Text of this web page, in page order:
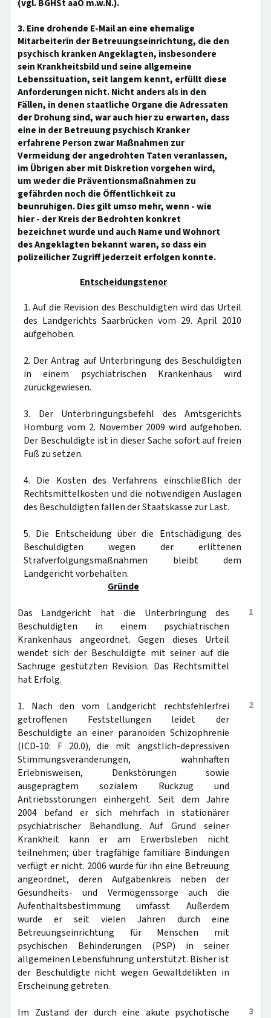
(vgl. BGHSt aaO m.w.N.).
3. Eine drohende E-Mail an eine ehemalige
Mitarbeiterin der Betreuungseinrichtung, die den
psychisch kranken Angeklagten, insbesondere
sein Krankheitsbild und seine allgemeine
Lebenssituation, seit langem kennt, erfüllt diese
Anforderungen nicht. Nicht anders als in den
Fällen, in denen staatliche Organe die Adressaten
der Drohung sind, war auch hier zu erwarten, dass
eine in der Betreuung psychisch Kranker
erfahrene Person zwar Maßnahmen zur
Vermeidung der angedrohten Taten veranlassen,
im Übrigen aber mit Diskretion vorgehen wird,
um weder die Präventionsmaßnahmen zu
gefährden noch die Öffentlichkeit zu
beunruhigen. Dies gilt umso mehr, wenn - wie
hier - der Kreis der Bedrohten konkret
bezeichnet wurde und auch Name und Wohnort
des Angeklagten bekannt waren, so dass ein
polizeilicher Zugriff jederzeit erfolgen konnte.
Entscheidungstenor
1. Auf die Revision des Beschuldigten wird das Urteil
des Landgerichts Saarbrücken vom 29. April 2010
aufgehoben.
2. Der Antrag auf Unterbringung des Beschuldigten
in einem psychiatrischen Krankenhaus wird
zurückgewiesen.
3. Der Unterbringungsbefehl des Amtsgerichts
Homburg vom 2. November 2009 wird aufgehoben.
Der Beschuldigte ist in dieser Sache sofort auf freien
Fuß zu setzen.
4. Die Kosten des Verfahrens einschließlich der
Rechtsmittelkosten und die notwendigen Auslagen
des Beschuldigten fallen der Staatskasse zur Last.
5. Die Entscheidung über die Entschädigung des
Beschuldigten wegen der erlittenen
Strafverfolgungsmaßnahmen bleibt dem
Landgericht vorbehalten.
Gründe
1
Das Landgericht hat die Unterbringung des
Beschuldigten in einem psychiatrischen
Krankenhaus angeordnet. Gegen dieses Urteil
wendet sich der Beschuldigte mit seiner auf die
Sachrüge gestützten Revision. Das Rechtsmittel
hat Erfolg.
2
1. Nach den vom Landgericht rechtsfehlerfrei
getroffenen Feststellungen leidet der
Beschuldigte an einer paranoiden Schizophrenie
(ICD-10: F 20.0), die mit ängstlich-depressiven
Stimmungsveränderungen, wahnhaften
Erlebnisweisen, Denkstörungen sowie
ausgeprägtem sozialem Rückzug und
Antriebsstörungen einhergeht. Seit dem Jahre
2004 befand er sich mehrfach in stationärer
psychiatrischer Behandlung. Auf Grund seiner
Krankheit kann er am Erwerbsleben nicht
teilnehmen; über tragfähige familiäre Bindungen
verfügt er nicht. 2006 wurde für ihn eine Betreuung
angeordnet, deren Aufgabenkreis neben der
Gesundheits- und Vermögenssorge auch die
Aufenthaltsbestimmung umfasst. Außerdem
wurde er seit vielen Jahren durch eine
Betreuungseinrichtung für Menschen mit
psychischen Behinderungen (PSP) in seiner
allgemeinen Lebensführung unterstützt. Bisher ist
der Beschuldigte nicht wegen Gewaltdelikten in
Erscheinung getreten.
3
Im Zustand der durch eine akute psychotische